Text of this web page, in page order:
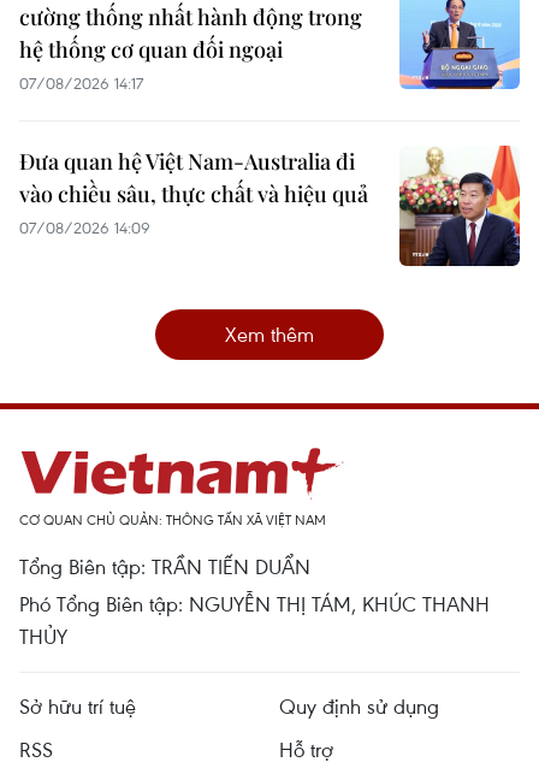
cường thống nhất hành động trong
hệ thống cơ quan đối ngoại
07/08/2026 14:17
Đưa quan hệ Việt Nam-Australia đi
vào chiều sâu, thực chất và hiệu quả
07/08/2026 14:09
Xem thêm
CƠ QUAN CHỦ QUẢN: THÔNG TẤN XÃ VIỆT NAM
Tổng Biên tập: TRẦN TIẾN DUẨN
Phó Tổng Biên tập: NGUYỄN THỊ TÁM, KHÚC THANH
THỦY
Sở hữu trí tuệ
Quy định sử dụng
RSS
Hỗ trợ